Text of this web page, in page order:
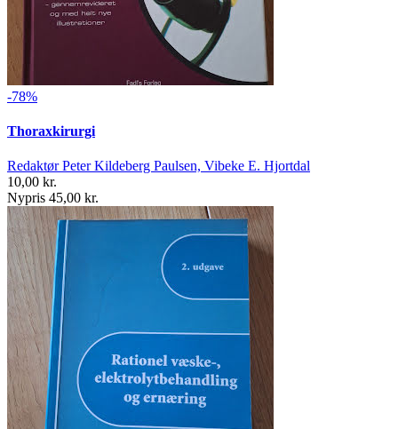
-78%
Thoraxkirurgi
Redaktør Peter Kildeberg Paulsen, Vibeke E. Hjortdal
10,00 kr.
Nypris 45,00 kr.